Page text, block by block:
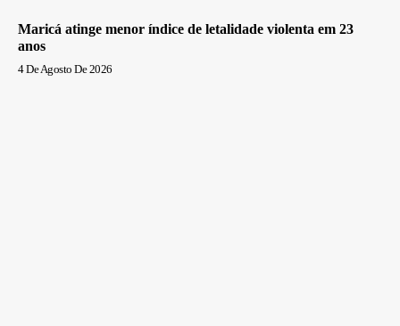
Maricá atinge menor índice de letalidade violenta em 23
anos
4 De Agosto De 2026